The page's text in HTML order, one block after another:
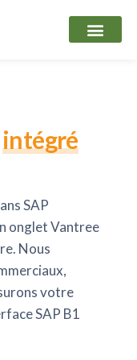
intégré
SAP
onglet Vantree
Nous
votre
SAP B1